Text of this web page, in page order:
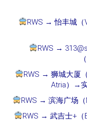
RWS → 怡丰城
RWS →
RWS → 狮城大厦
Atria）→
RWS → 滨海广场
RWS → 武吉士+